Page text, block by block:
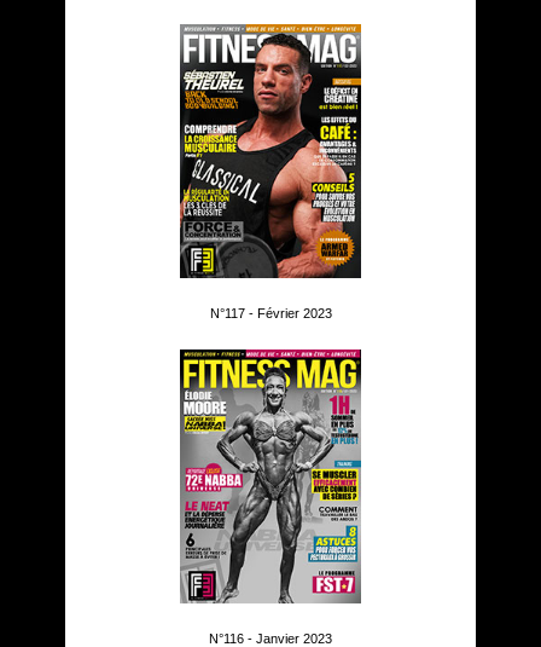
N°117 - Février 2023
N°116 - Janvier 2023